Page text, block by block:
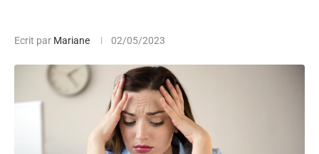
Ecrit par Mariane 02/05/2023